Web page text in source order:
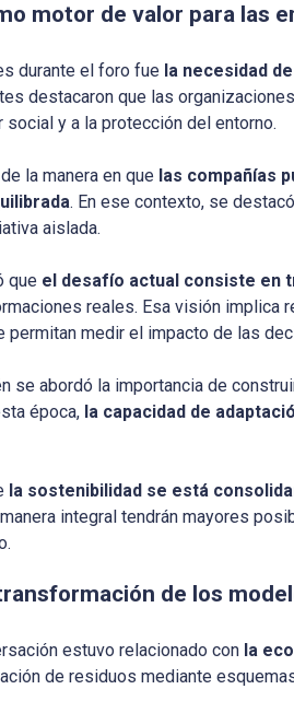
motor de valor para las
durante el foro fue la necesidad
destacaron que las
y a la protección del entorno.
la manera en que las compañías
. En ese contexto, se
aislada.
que el desafío actual consiste en
reales. Esa visión
permitan medir el impacto de las
se abordó la importancia de
época, la capacidad de
la sostenibilidad se está
integral tendrán mayores
de los
estuvo relacionado con la
de residuos mediante